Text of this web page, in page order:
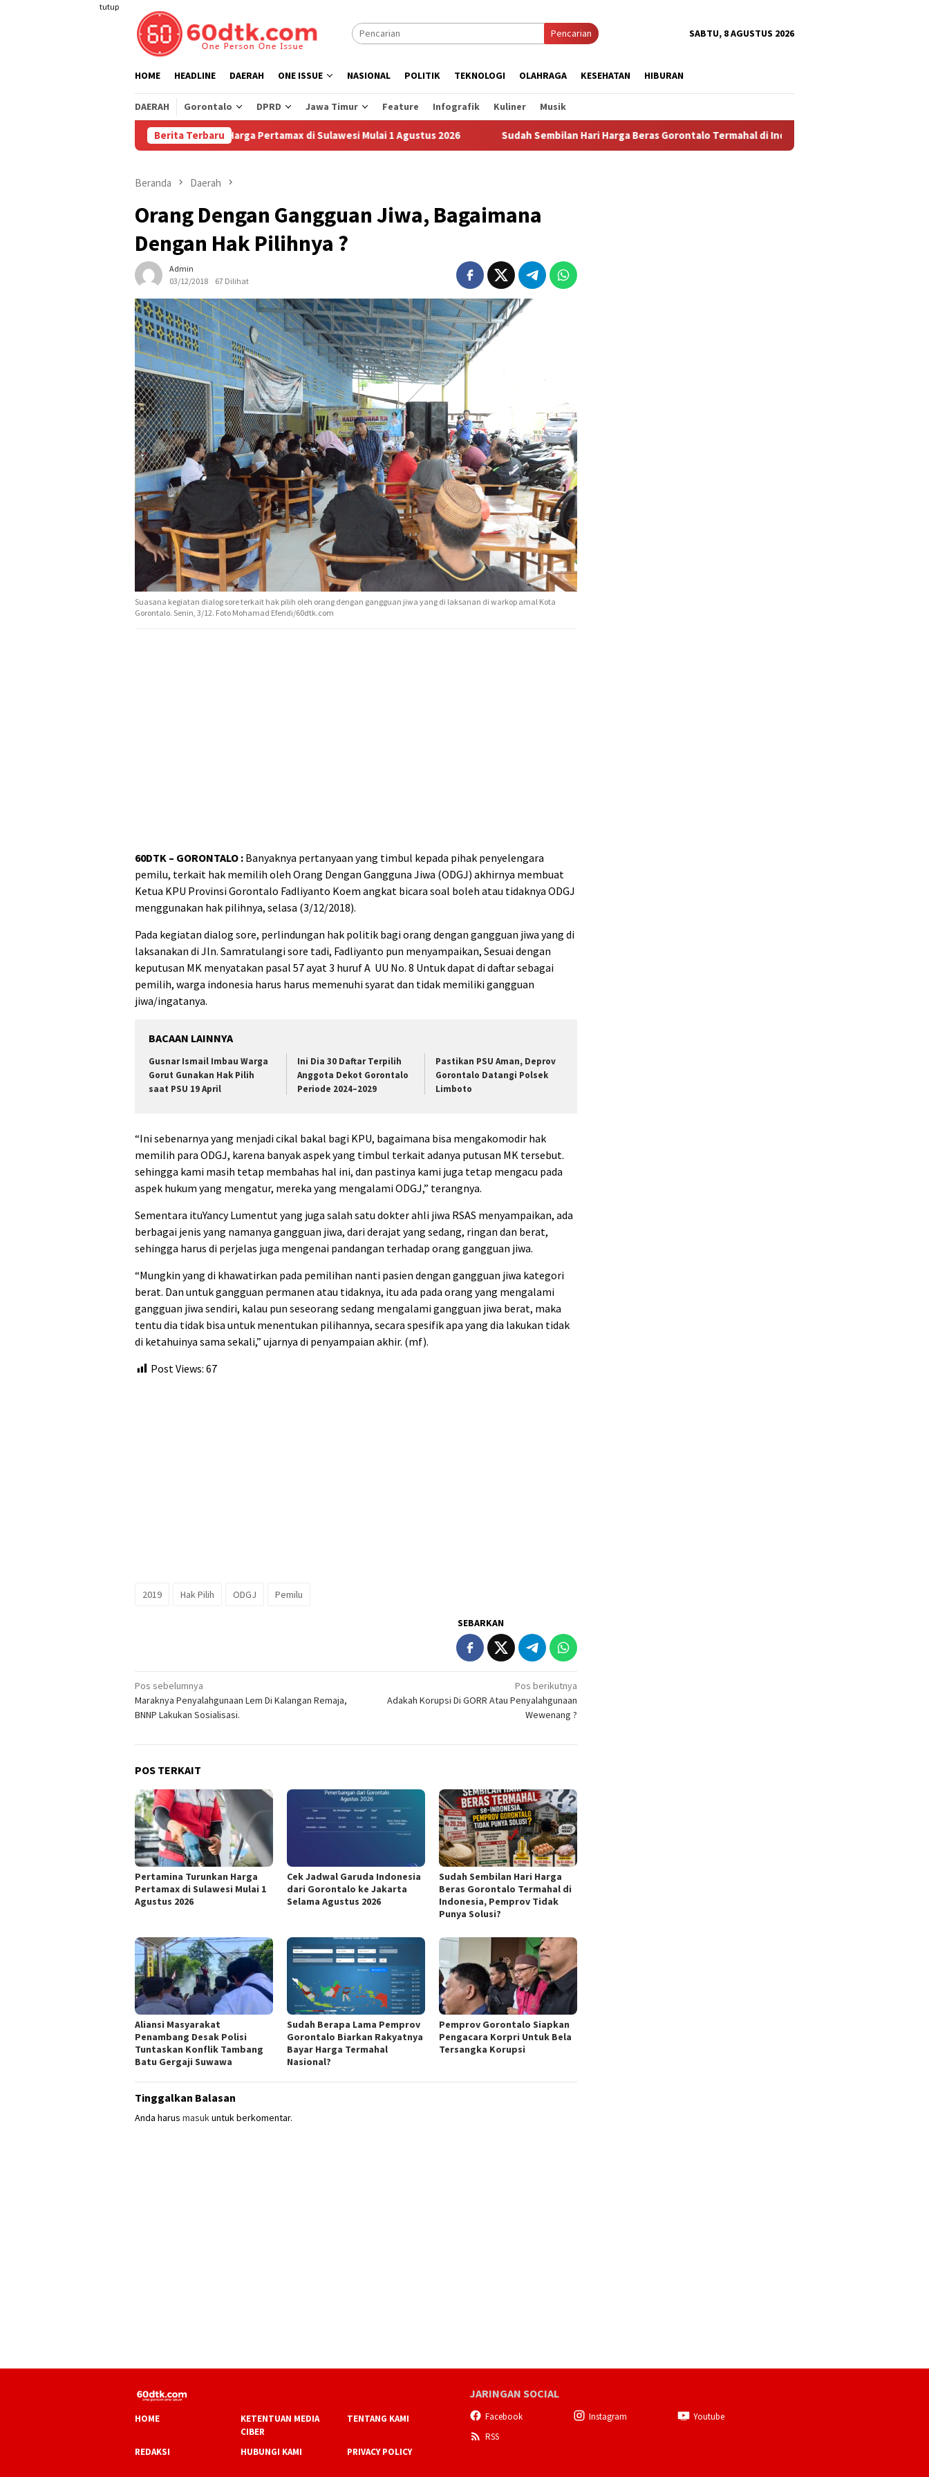
tutup
Pencarian SABTU, 8 AGUSTUS 2026
HOME HEADLINE DAERAH ONE ISSUE NASIONAL POLITIK TEKNOLOGI OLAHRAGA KESEHATAN HIBURAN
DAERAH Gorontalo DPRD Jawa Timur Feature Infografik Kuliner Musik
Berita Terbaru
Pertamina Turunkan Harga Pertamax di Sulawesi Mulai 1 Agustus 2026 Sudah Sembilan Hari Harga Beras Gorontalo Termahal di Indonesia, Pemprov Tidak Punya Solusi?
Beranda Daerah
Orang Dengan Gangguan Jiwa, Bagaimana
Dengan Hak Pilihnya ?
Admin
03/12/2018
67 Dilihat
Suasana kegiatan dialog sore terkait hak pilih oleh orang dengan gangguan jiwa yang di laksanan di warkop amal Kota
Gorontalo. Senin, 3/12. Foto Mohamad Efendi/60dtk.com
60DTK – GORONTALO : Banyaknya pertanyaan yang timbul kepada pihak penyelengara
pemilu, terkait hak memilih oleh Orang Dengan Gangguna Jiwa (ODGJ) akhirnya membuat
Ketua KPU Provinsi Gorontalo Fadliyanto Koem angkat bicara soal boleh atau tidaknya ODGJ
menggunakan hak pilihnya, selasa (3/12/2018).
Pada kegiatan dialog sore, perlindungan hak politik bagi orang dengan gangguan jiwa yang di
laksanakan di Jln. Samratulangi sore tadi, Fadliyanto pun menyampaikan, Sesuai dengan
keputusan MK menyatakan pasal 57 ayat 3 huruf A UU No. 8 Untuk dapat di daftar sebagai
pemilih, warga indonesia harus harus memenuhi syarat dan tidak memiliki gangguan
jiwa/ingatanya.
BACAAN LAINNYA
Gusnar Ismail Imbau Warga
Gorut Gunakan Hak Pilih
saat PSU 19 April
Ini Dia 30 Daftar Terpilih
Anggota Dekot Gorontalo
Periode 2024–2029
Pastikan PSU Aman, Deprov
Gorontalo Datangi Polsek
Limboto
“Ini sebenarnya yang menjadi cikal bakal bagi KPU, bagaimana bisa mengakomodir hak
memilih para ODGJ, karena banyak aspek yang timbul terkait adanya putusan MK tersebut.
sehingga kami masih tetap membahas hal ini, dan pastinya kami juga tetap mengacu pada
aspek hukum yang mengatur, mereka yang mengalami ODGJ,” terangnya.
Sementara ituYancy Lumentut yang juga salah satu dokter ahli jiwa RSAS menyampaikan, ada
berbagai jenis yang namanya gangguan jiwa, dari derajat yang sedang, ringan dan berat,
sehingga harus di perjelas juga mengenai pandangan terhadap orang gangguan jiwa.
“Mungkin yang di khawatirkan pada pemilihan nanti pasien dengan gangguan jiwa kategori
berat. Dan untuk gangguan permanen atau tidaknya, itu ada pada orang yang mengalami
gangguan jiwa sendiri, kalau pun seseorang sedang mengalami gangguan jiwa berat, maka
tentu dia tidak bisa untuk menentukan pilihannya, secara spesifik apa yang dia lakukan tidak
di ketahuinya sama sekali,” ujarnya di penyampaian akhir. (mf).
Post Views: 67
2019 Hak Pilih ODGJ Pemilu
SEBARKAN
Navigasi
pos
Pos sebelumnya
Maraknya Penyalahgunaan Lem Di Kalangan Remaja,
BNNP Lakukan Sosialisasi.
Pos berikutnya
Adakah Korupsi Di GORR Atau Penyalahgunaan
Wewenang ?
POS TERKAIT
Pertamina Turunkan Harga
Pertamax di Sulawesi Mulai 1
Agustus 2026
Cek Jadwal Garuda Indonesia
dari Gorontalo ke Jakarta
Selama Agustus 2026
Sudah Sembilan Hari Harga
Beras Gorontalo Termahal di
Indonesia, Pemprov Tidak
Punya Solusi?
Aliansi Masyarakat
Penambang Desak Polisi
Tuntaskan Konflik Tambang
Batu Gergaji Suwawa
Sudah Berapa Lama Pemprov
Gorontalo Biarkan Rakyatnya
Bayar Harga Termahal
Nasional?
Pemprov Gorontalo Siapkan
Pengacara Korpri Untuk Bela
Tersangka Korupsi
Tinggalkan Balasan
Anda harus masukuntuk berkomentar.
HOME
KETENTUAN MEDIA
CIBER
TENTANG KAMI
REDAKSI HUBUNGI KAMI PRIVACY POLICY
JARINGAN SOCIAL
Facebook Instagram
Youtube
RSS